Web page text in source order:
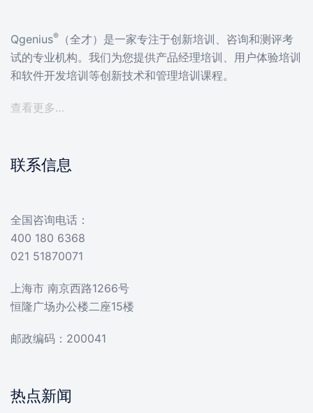
Qgenius®
（全才）是一家专注于创新培训、咨询和测评考
试的专业机构。我们为您提供产品经理培训、用户体验培训
和软件开发培训等创新技术和管理培训课程。
查看更多…
联系信息
全国咨询电话：
400 180 6368
021 51870071
上海市 南京西路1266号
恒隆广场办公楼二座15楼
邮政编码：200041
热点新闻